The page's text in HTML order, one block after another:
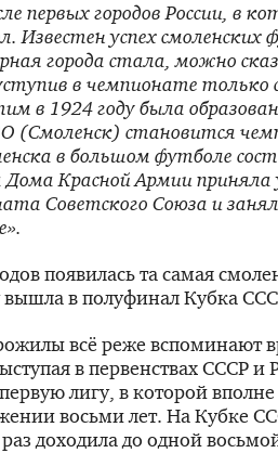
первых городов России, в
Известен успех смоленских
города стала, можно
в чемпионате только
в 1924 году была
(Смоленск) становится
в большом футболе
Дома Красной Армии приняла
Советского Союза и
появилась та самая
вышла в полуфинал Кубка
всё реже вспоминают
в первенствах СССР и
лигу, в которой
восьми лет. На Кубке
доходила до одной